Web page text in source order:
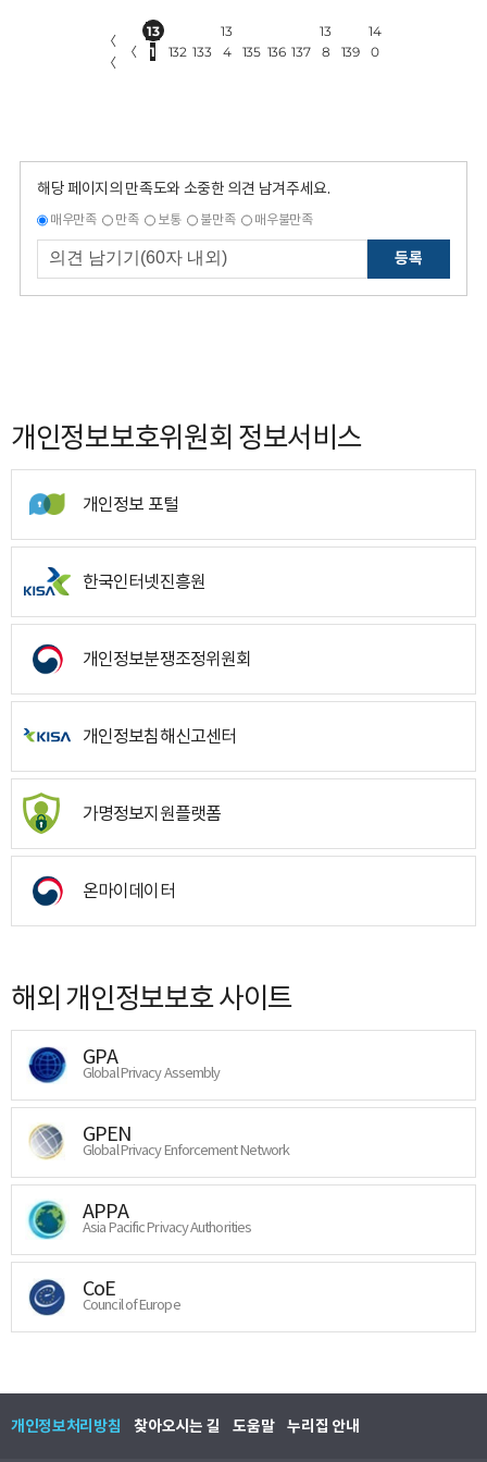
〈
〈
〈
13
1
132 133
13
4
135 136 137
13
8
139
14
0
해당 페이지의 만족도와 소중한 의견 남겨주세요.
매우만족 만족 보통 불만족 매우불만족
등록
개인정보보호위원회 정보서비스
개인정보 포털
한국인터넷진흥원
개인정보분쟁조정위원회
개인정보침해신고센터
가명정보지원플랫폼
온마이데이터
해외 개인정보보호 사이트
GPA
Global Privacy Assembly
GPEN
Global Privacy Enforcement Network
APPA
Asia Pacific Privacy Authorities
CoE
Council of Europe
개인정보처리방침 찾아오시는 길 도움말 누리집 안내